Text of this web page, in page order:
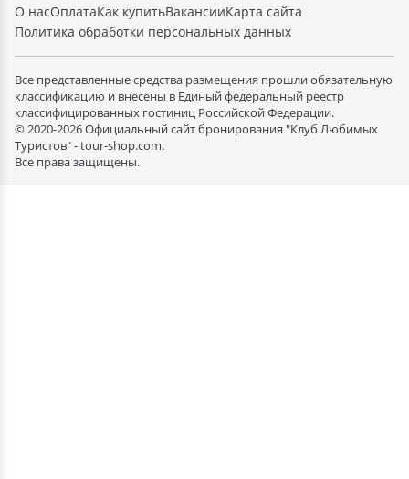
О насОплатаКак купитьВакансииКарта сайта
Политика обработки персональных данных
Все представленные средства размещения прошли обязательную
классификацию и внесены в Единый федеральный реестр
классифицированных гостиниц Российской Федерации.
© 2020-2026 Официальный сайт бронирования "Клуб Любимых
Туристов" - tour-shop.com.
Все права защищены.